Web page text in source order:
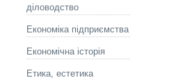
діловодство
Економіка підприємства
Економічна історія
Етика, естетика